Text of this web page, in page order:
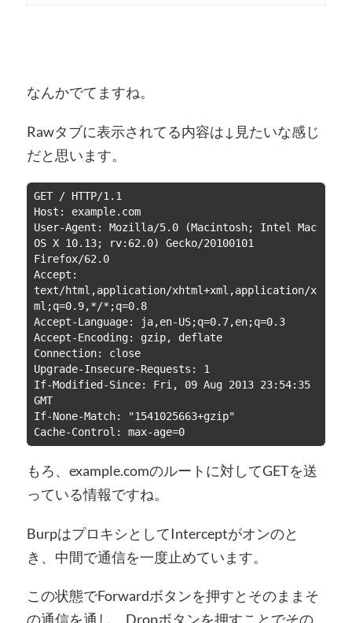
なんかでてますね。
Rawタブに表示されてる内容は↓見たいな感じ
だと思います。
GET / HTTP/1.1
Host: example.com
User-Agent: Mozilla/5.0 (Macintosh; Intel Mac
OS X 10.13; rv:62.0) Gecko/20100101
Firefox/62.0
Accept:
text/html,application/xhtml+xml,application/x
ml;q=0.9,*/*;q=0.8
Accept-Language: ja,en-US;q=0.7,en;q=0.3
Accept-Encoding: gzip, deflate
Connection: close
Upgrade-Insecure-Requests: 1
If-Modified-Since: Fri, 09 Aug 2013 23:54:35
GMT
If-None-Match: "1541025663+gzip"
Cache-Control: max-age=0
もろ、example.comのルートに対してGETを送
っている情報ですね。
BurpはプロキシとしてInterceptがオンのと
き、中間で通信を一度止めています。
この状態でForwardボタンを押すとそのままそ
の通信を通し、Dropボタンを押すことでその